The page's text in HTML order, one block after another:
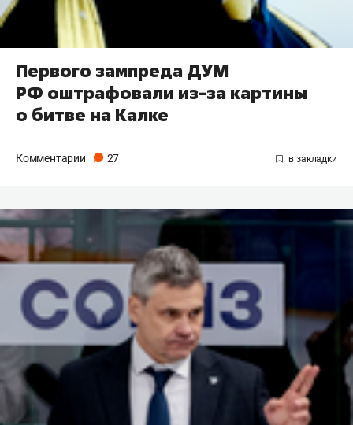
Первого зампреда ДУМ
РФ оштрафовали из-за картины
о битве на Калке
Комментарии 27